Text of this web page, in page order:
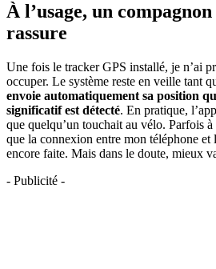
À l’usage, un
rassure
Une fois le tracker GPS installé, je n’ai
occuper. Le système reste en veille tant
envoie automatiquement sa position
significatif est détecté. En pratique,
que quelqu’un touchait au vélo. Parfois
que la connexion entre mon téléphone et
encore faite. Mais dans le doute, mieux
- Publicité -